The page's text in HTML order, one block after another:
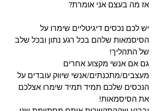
אז מה בעצם אני אומרת?
יש לכם נכסים דיגיטליים שימרו על
הסיסמאות שלהם בכל רגע נתון ובכל שלב
של התהליך!
גם אם אנשי מקצוע אחרים
מעצבים/מתכנתים/אנשי שיווק עובדים על
הנכסים שלכם תמיד תמיד שימרו אצלכם
את הסיסמאות!